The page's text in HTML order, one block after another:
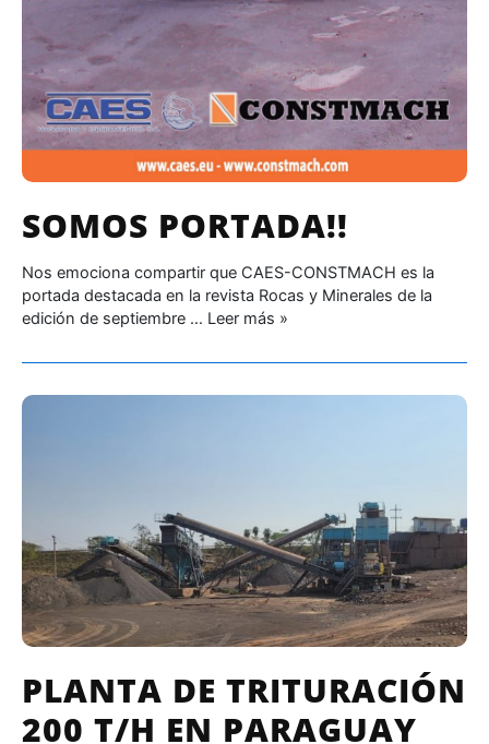
SOMOS PORTADA!!
Nos emociona compartir que CAES-CONSTMACH es la
portada destacada en la revista Rocas y Minerales de la
edición de septiembre … Leer más »
PLANTA DE TRITURACIÓN
200 T/H EN PARAGUAY